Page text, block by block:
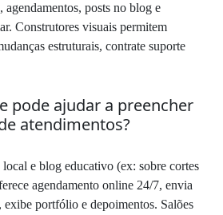
posts no blog e
Construtores visuais permitem
estruturais, contrate suporte
pode ajudar a preencher
atendimentos?
e blog educativo (ex: sobre cortes
agendamento online 24/7, envia
exibe portfólio e depoimentos. Salões